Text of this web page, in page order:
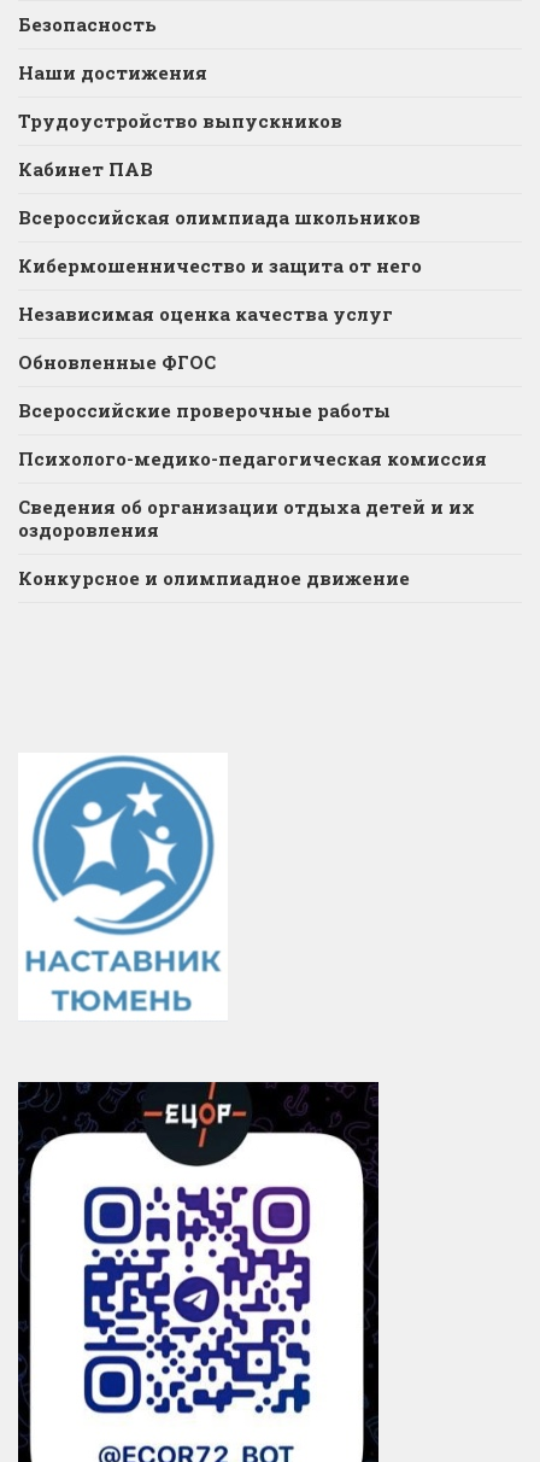
Безопасность
Наши достижения
Трудоустройство выпускников
Кабинет ПАВ
Всероссийская олимпиада школьников
Кибермошенничество и защита от него
Независимая оценка качества услуг
Обновленные ФГОС
Всероссийские проверочные работы
Психолого-медико-педагогическая комиссия
Сведения об организации отдыха детей и их
оздоровления
Конкурсное и олимпиадное движение